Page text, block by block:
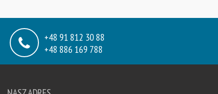
+48 91 812 30 88
+48 886 169 788